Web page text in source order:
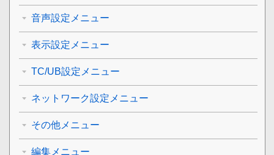
音声設定メニュー
表示設定メニュー
TC/UB設定メニュー
ネットワーク設定メニュー
その他メニュー
編集メニュー